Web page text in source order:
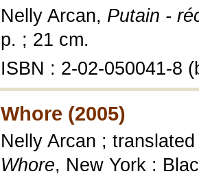
Nelly Arcan, Putain -
p. ; 21 cm.
ISBN : 2-02-050041-8
Whore (2005)
Nelly Arcan ;
Whore, New York :